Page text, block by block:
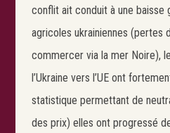
conflit ait conduit à une baisse
agricoles ukrainiennes (pertes
commercer via la mer Noire),
l’Ukraine vers l’UE ont
statistique permettant de
des prix) elles ont progressé